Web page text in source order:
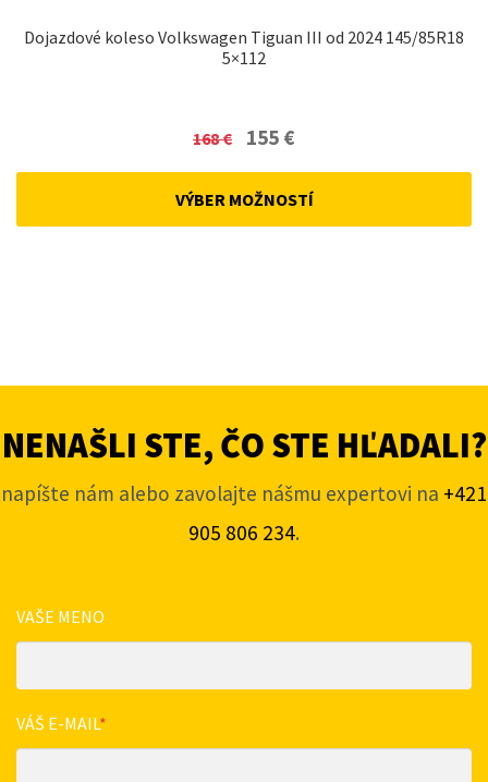
Dojazdové koleso Volkswagen Tiguan III od 2024 145/85R18
5×112
168€
Original
was:
155 €Current
VÝBER MOŽNOSTÍ
NENAŠLI STE, ČO STE HĽADALI?
napíšte nám alebo zavolajte nášmu expertovi na +421
905 806 234.
VAŠE MENO
VÁŠ E-MAIL*